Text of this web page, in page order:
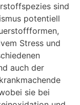
sind
potentiell
Stress und
auch der
sie bei